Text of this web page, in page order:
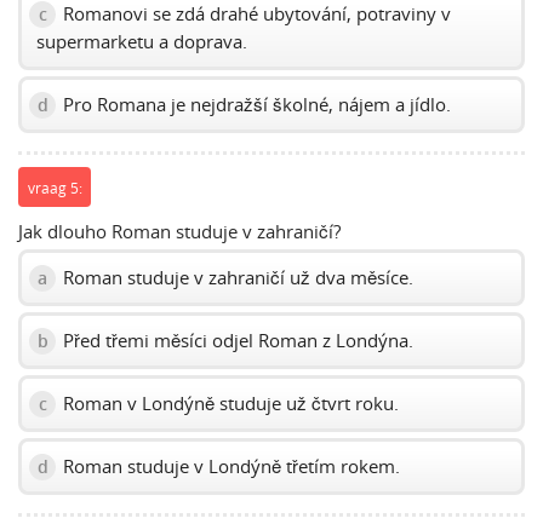
c
Romanovi se zdá drahé ubytování, potraviny v
supermarketu a doprava.
d Pro Romana je nejdražší školné, nájem a jídlo.
vraag 5:
Jak dlouho Roman studuje v zahraničí?
a Roman studuje v zahraničí už dva měsíce.
b Před třemi měsíci odjel Roman z Londýna.
c Roman v Londýně studuje už čtvrt roku.
d Roman studuje v Londýně třetím rokem.